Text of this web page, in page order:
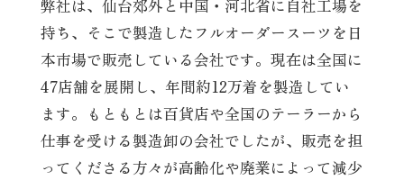
弊社は、仙台郊外と中国・河北省に自社工場を
持ち、そこで製造したフルオーダースーツを日
本市場で販売している会社です。現在は全国に
47店舗を展開し、年間約12万着を製造してい
ます。もともとは百貨店や全国のテーラーから
仕事を受ける製造卸の会社でしたが、販売を担
ってくださる方々が高齢化や廃業によって減少